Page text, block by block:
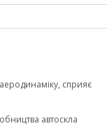
сприяє
автоскла